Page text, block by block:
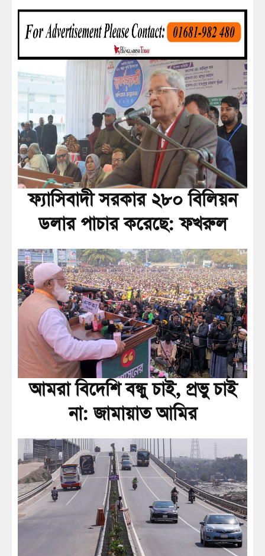
ফ্যাসিবাদী সরকার ২৮০ বিলিয়ন
ডলার পাচার করেছে: ফখরুল
আমরা বিদেশি বন্ধু চাই, প্রভু চাই
না: জামায়াত আমির